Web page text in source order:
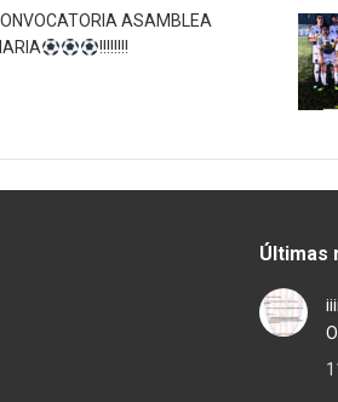
ASAMBLEA
!!!!!!!!
Últimas